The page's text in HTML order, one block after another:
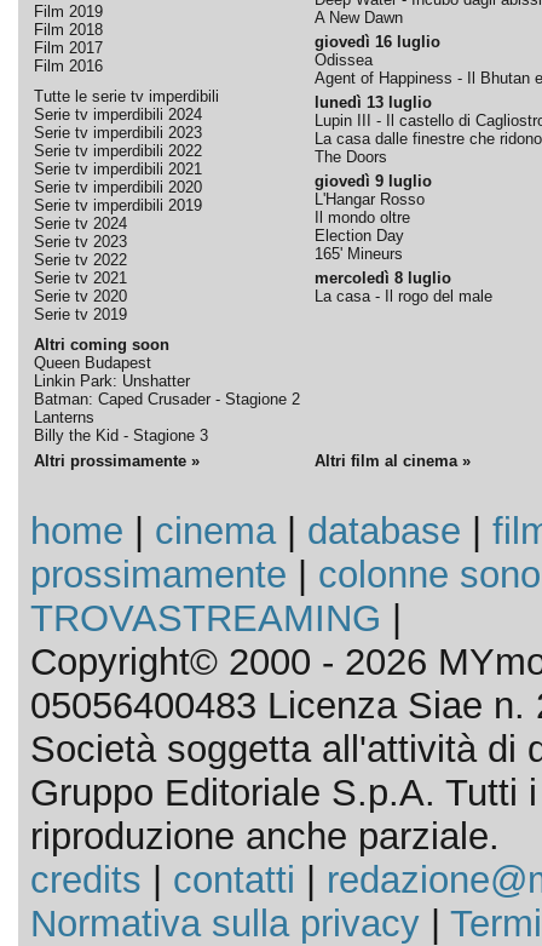
Film 2019
Film 2018
Film 2017
Film 2016
Tutte le serie tv imperdibili
Serie tv imperdibili 2024
Serie tv imperdibili 2023
Serie tv imperdibili 2022
Serie tv imperdibili 2021
Serie tv imperdibili 2020
Serie tv imperdibili 2019
Serie tv 2024
Serie tv 2023
Serie tv 2022
Serie tv 2021
Serie tv 2020
Serie tv 2019
Altri coming soon
Queen Budapest
Linkin Park: Unshatter
Batman: Caped Crusader - Stagione 2
Lanterns
Billy the Kid - Stagione 3
A New Dawn
giovedì 16 luglio
Odissea
Agent of Happiness - Il Bhutan
lunedì 13 luglio
Lupin III - Il castello di
La casa dalle finestre che ridono
The Doors
giovedì 9 luglio
L'Hangar Rosso
Il mondo oltre
Election Day
165' Mineurs
mercoledì 8 luglio
La casa - Il rogo del male
Altri prossimamente » Altri film al cinema »
home cinema| database
prossimamente
colonne
TROVASTREAMING
Copyright© 2000 - 2026
05056400483 Licenza Siae n.
Società soggetta all'attività di
Gruppo Editoriale S.p.A. Tutti
riproduzione anche parziale.
credits
contatti
Normativa sulla privacy|